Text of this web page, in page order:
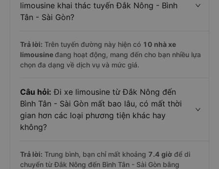
limousine khai thác tuyến Đắk Nông - Bình
Tân - Sài Gòn?
Trả lời: Trên tuyến đường này hiện có 10 nhà xe
limousineđang hoạt động, mang đến cho bạn nhiều lựa
chọn đa dạng về dịch vụ và mức giá.
Câu hỏi: Đi xe limousine từ Đắk Nông đến
Bình Tân - Sài Gòn mất bao lâu, có mất thời
gian hơn các loại phương tiện khác hay
không?
Trả lời: Trung bình, bạn chỉ mất khoảng 7.4 giờ để di
chuyển từ Đắk Nông đến Bình Tân - Sài Gòn bằng